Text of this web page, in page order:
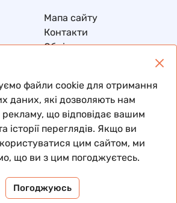
Мапа сайту
Контакти
Обмін та повернення
Договір публічної оферти
Всі права захищені
Ми просто підкреслюємо ✨
файли cookie для отримання
даних, які дозволяють нам
що відповідає вашим
історії переглядів. Якщо ви
цим сайтом, ми
що ви з цим погоджуєтесь.
Погоджуюсь